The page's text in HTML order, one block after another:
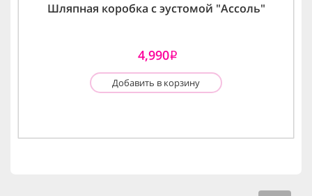
Шляпная коробка с эустомой "Ассоль"
4,990i
Добавить в корзину